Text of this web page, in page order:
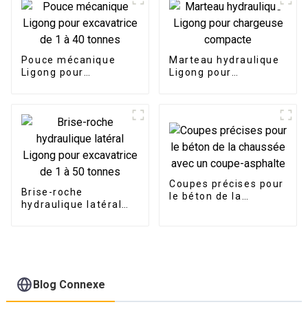
Pouce mécanique
Ligong pour
Marteau hydraulique
Ligong pour
Brise-roche
hydraulique latéral
Coupes précises pour
le béton de la
Blog Connexe